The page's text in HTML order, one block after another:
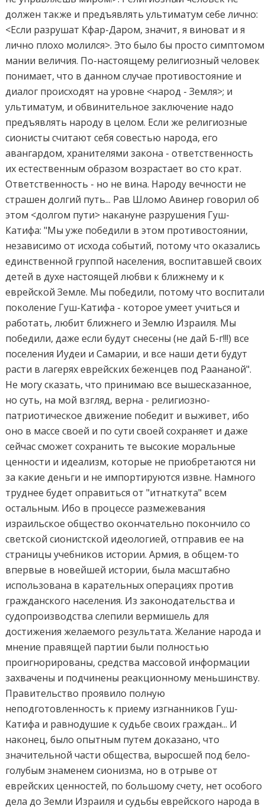
должен также и предъявлять ультиматум себе лично:
<Если разрушат Кфар-Даром, значит, я виноват и я
лично плохо молился>. Это было бы просто симптомом
мании величия. По-настоящему религиозный человек
понимает, что в данном случае противостояние и
диалог происходят на уровне <народ - Земля>; и
ультиматум, и обвинительное заключение надо
предъявлять народу в целом. Если же религиозные
сионисты считают себя совестью народа, его
авангардом, хранителями закона - ответственность
их естественным образом возрастает во сто крат.
Ответственность - но не вина. Народу вечности не
страшен долгий путь... Рав Шломо Авинер говорил об
этом <долгом пути> накануне разрушения Гуш-
Катифа: "Мы уже победили в этом противостоянии,
независимо от исхода событий, потому что оказались
единственной группой населения, воспитавшей своих
детей в духе настоящей любви к ближнему и к
еврейской Земле. Мы победили, потому что воспитали
поколение Гуш-Катифа - которое умеет учиться и
работать, любит ближнего и Землю Израиля. Мы
победили, даже если будут снесены (не дай Б-г!!!) все
поселения Иудеи и Самарии, и все наши дети будут
расти в лагерях еврейских беженцев под Раананой".
Не могу сказать, что принимаю все вышесказанное,
но суть, на мой взгляд, верна - религиозно-
патриотическое движение победит и выживет, ибо
оно в массе своей и по сути своей сохраняет и даже
сейчас сможет сохранить те высокие моральные
ценности и идеализм, которые не приобретаются ни
за какие деньги и не импортируются извне. Намного
труднее будет оправиться от "итнаткута" всем
остальным. Ибо в процессе размежевания
израильское общество окончательно покончило со
светской сионистской идеологией, отправив ее на
страницы учебников истории. Армия, в общем-то
впервые в новейшей истории, была масштабно
использована в карательных операциях против
гражданского населения. Из законодательства и
судопроизводства слепили вермишель для
достижения желаемого результата. Желание народа и
мнение правящей партии были полностью
проигнорированы, средства массовой информации
захвачены и подчинены реакционному меньшинству.
Правительство проявило полную
неподготовленность к приему изгнанников Гуш-
Катифа и равнодушие к судьбе своих граждан... И
наконец, было опытным путем доказано, что
значительной части общества, выросшей под бело-
голубым знаменем сионизма, но в отрыве от
еврейских ценностей, по большому счету, нет особого
дела до Земли Израиля и судьбы еврейского народа в